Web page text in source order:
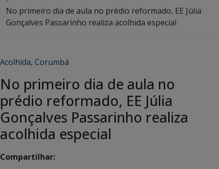
No primeiro dia de aula no prédio reformado, EE Júlia
Gonçalves Passarinho realiza acolhida especial
Acolhida, Corumbá
No primeiro dia de aula no
prédio reformado, EE Júlia
Gonçalves Passarinho realiza
acolhida especial
Compartilhar: